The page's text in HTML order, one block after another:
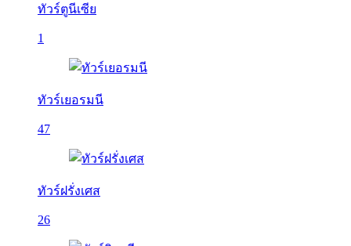
ทัวร์ตูนีเซีย
1
ทัวร์เยอรมนี
47
ทัวร์ฝรั่งเศส
26